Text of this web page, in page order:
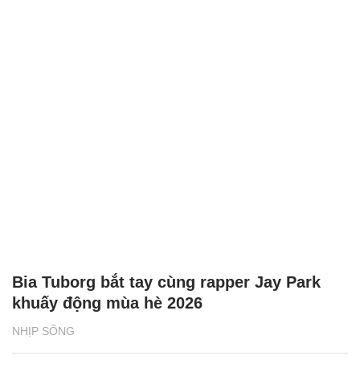
NHỊP SỐNG
Bia Tuborg bắt tay cùng rapper Jay Park
khuấy động mùa hè 2026